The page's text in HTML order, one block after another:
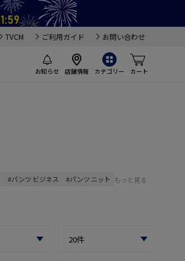
TVCM ご利用ガイド お問い合わせ
お知らせ 店舗情報 カテゴリー カート
#パンツ ビジネス #パンツ ニット もっと見る